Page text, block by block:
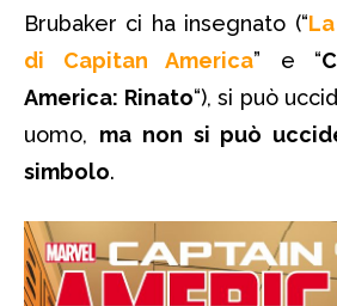
Brubaker ci ha insegnato (“
di Capitan America” e “
America: Rinato“), si può
uomo, ma non si può
simbolo.